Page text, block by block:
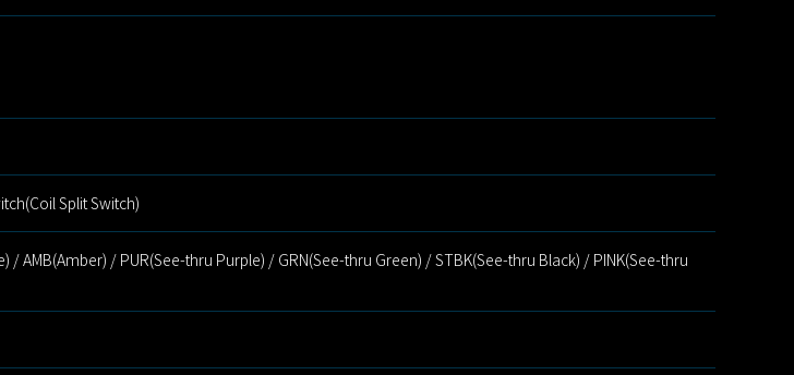
Split Switch)
/ AMB(Amber) / PUR(See-thru Purple) / GRN(See-thru Green) / STBK(See-thru Black) / PINK(See-thru